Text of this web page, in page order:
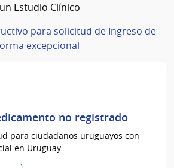
Estudio Clínico
para solicitud de Ingreso de
excepcional
no registrado
para ciudadanos uruguayos con
en Uruguay.